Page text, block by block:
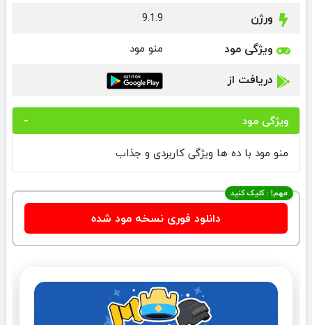
ورژن 9.1.9
ویژگی مود منو مود
دریافت از
ویژگی مود
منو مود با ده ها ویژگی کاربردی و جذاب
مهم! : کلیک کنید
دانلود فوری نسخه مود شده